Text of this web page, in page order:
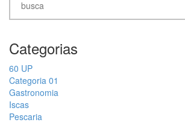
Categorias
60 UP
Categoria 01
Gastronomia
Iscas
Pescaria